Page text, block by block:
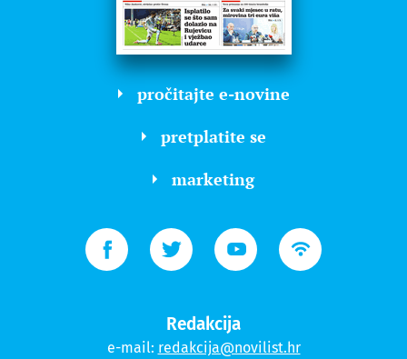
pročitajte e-novine
pretplatite se
marketing
Redakcija
e-mail: redakcija@novilist.hr